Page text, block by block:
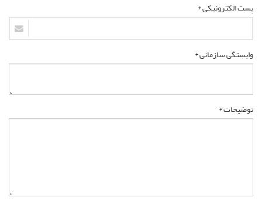
پست الکترونیکی *
وابستگی سازمانی *
توضیحات *